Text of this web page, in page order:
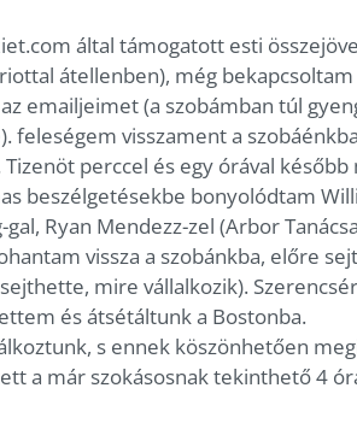
által támogatott esti
átellenben), még
emailjeimet (a szobámban túl
feleségem visszament a
perccel és egy órával később
beszélgetésekbe bonyolódtam
Ryan Mendezz-zel (Arbor
vissza a szobánkba, előre
mire vállalkozik).
és átsétáltunk a Bostonba.
s ennek köszönhetően
a már szokásosnak tekinthető 4